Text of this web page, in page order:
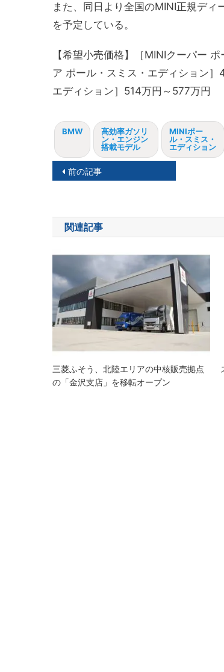
また、同日より全国のMINI正規デ
を予定している。
【希望小売価格】［MINIクーパー
ア ポール・スミス・エディション
エディション］514万円～577万円
BMW
高効率ガソリ
ン・エンジン
搭載モデル
MINIポー
ル・スミス・
エディション
投
ナ
ビ
ゲ
ー
シ
ン
前の記事
関連記事
三菱ふそう、北陸エリアの中核販売拠点
の「金沢支店」を移転オープン